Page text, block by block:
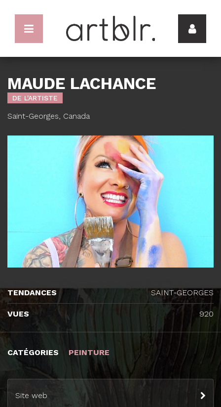
MAUDE LACHANCE
DE L'ARTISTE
Saint-Georges, Canada
CATÉGORIES PEINTURE
Site web
TENDANCES SAINT-GEORGES
VUES 920